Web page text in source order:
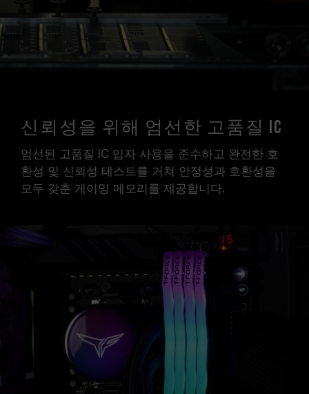
신뢰성을 위해 엄선한 고품질 IC
엄선된 고품질 IC 입자 사용을 준수하고 완전한 호
환성 및 신뢰성 테스트를 거쳐 안정성과 호환성을
모두 갖춘 게이밍 메모리를 제공합니다.